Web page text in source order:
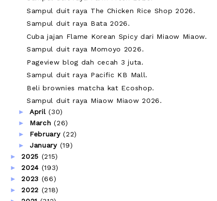
Sampul duit raya The Chicken Rice Shop 2026.
Sampul duit raya Bata 2026.
Cuba jajan Flame Korean Spicy dari Miaow Miaow.
Sampul duit raya Momoyo 2026.
Pageview blog dah cecah 3 juta.
Sampul duit raya Pacific KB Mall.
Beli brownies matcha kat Ecoshop.
Sampul duit raya Miaow Miaow 2026.
► April(30)
► March(26)
► February(22)
► January (19)
►2025 (215)
►2024 (193)
►2023 (66)
►2022 (218)